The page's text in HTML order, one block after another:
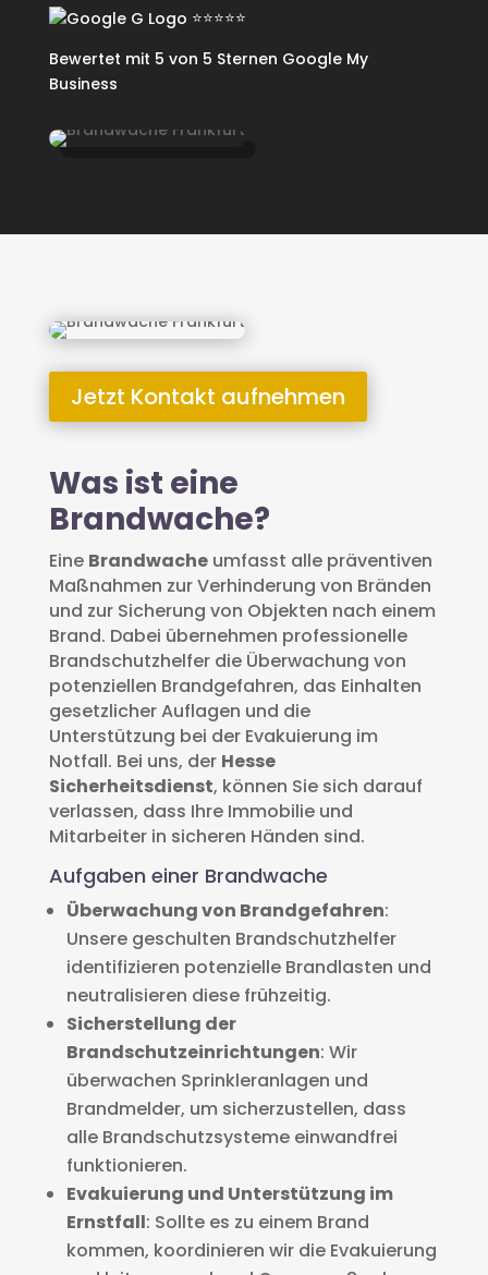
⭐⭐⭐⭐⭐
Bewertet mit 5 von 5 Sternen Google My
Business
Jetzt Kontakt aufnehmen
Was ist eine
Brandwache?
Eine Brandwacheumfasst alle präventiven
Maßnahmen zur Verhinderung von Bränden
und zur Sicherung von Objekten nach einem
Brand. Dabei übernehmen professionelle
Brandschutzhelfer die Überwachung von
potenziellen Brandgefahren, das Einhalten
gesetzlicher Auflagen und die
Unterstützung bei der Evakuierung im
Notfall. Bei uns, der Hesse
Sicherheitsdienst, können Sie sich darauf
verlassen, dass Ihre Immobilie und
Mitarbeiter in sicheren Händen sind.
Aufgaben einer Brandwache
Überwachung von Brandgefahren:
Unsere geschulten Brandschutzhelfer
identifizieren potenzielle Brandlasten und
neutralisieren diese frühzeitig.
Sicherstellung der
Brandschutzeinrichtungen: Wir
überwachen Sprinkleranlagen und
Brandmelder, um sicherzustellen, dass
alle Brandschutzsysteme einwandfrei
funktionieren.
Evakuierung und Unterstützung im
Ernstfall: Sollte es zu einem Brand
kommen, koordinieren wir die Evakuierung